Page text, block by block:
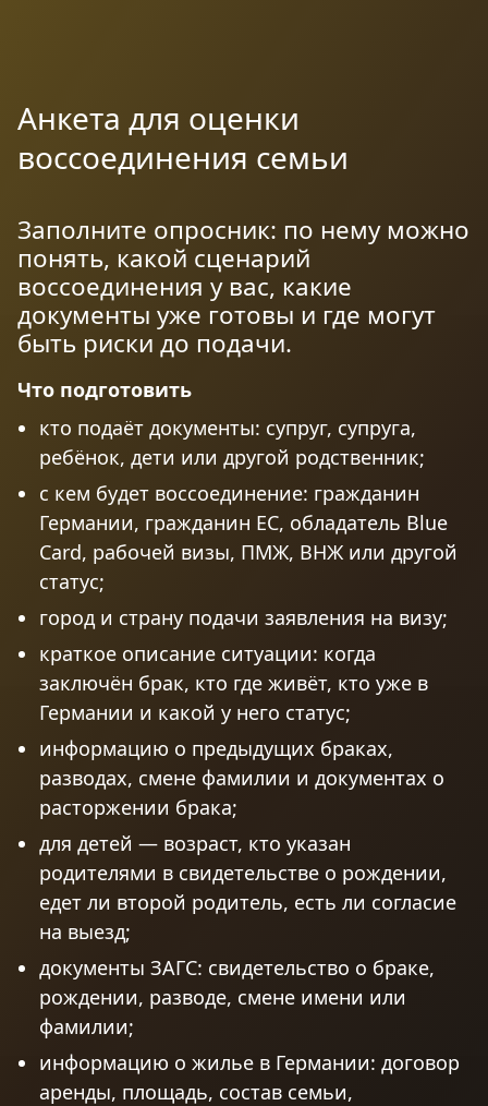
Анкета для оценки
воссоединения семьи
Заполните опросник: по нему можно
понять, какой сценарий
воссоединения у вас, какие
документы уже готовы и где могут
быть риски до подачи.
Что подготовить
кто подаёт документы: супруг, супруга,
ребёнок, дети или другой родственник;
с кем будет воссоединение: гражданин
Германии, гражданин ЕС, обладатель Blue
Card, рабочей визы, ПМЖ, ВНЖ или другой
статус;
город и страну подачи заявления на визу;
краткое описание ситуации: когда
заключён брак, кто где живёт, кто уже в
Германии и какой у него статус;
информацию о предыдущих браках,
разводах, смене фамилии и документах о
расторжении брака;
для детей — возраст, кто указан
родителями в свидетельстве о рождении,
едет ли второй родитель, есть ли согласие
на выезд;
документы ЗАГС: свидетельство о браке,
рождении, разводе, смене имени или
фамилии;
информацию о жилье в Германии: договор
аренды, площадь, состав семьи,